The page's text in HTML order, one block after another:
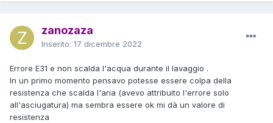
zanozaza
Inserito: 17 dicembre 2022
Errore E31 e non scalda l'acqua durante il lavaggio .
In un primo momento pensavo potesse essere colpa della
resistenza che scalda l'aria (avevo attribuito l'errore solo
all'asciugatura) ma sembra essere ok mi dà un valore di
resistenza